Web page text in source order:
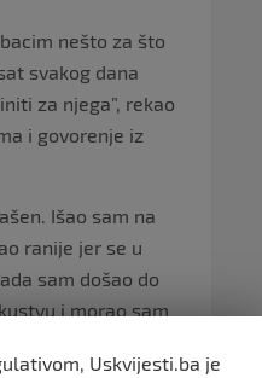
nešto za što
svakog dana
za njega”, rekao
i govorenje iz
Išao sam na
ranije jer se u
sam došao do
i morao sam
Uskvijesti.ba je